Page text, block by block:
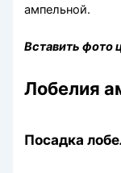
ампельной.
Вставить фото
Лобелия
Посадка